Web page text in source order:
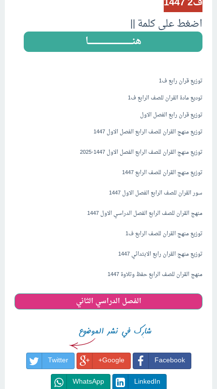
اضغط على كلمة ||
هنـــــــــــــــــــــــــــــــــــــــــــــا
توزيع قران رابع ف1
توديع مادة القران للصف الرابع ف1
توزيع قران رابع الفصل الاول
توزيع منهج القران للصف الرابع الفصل الاول 1447
توزيع منهج القران للصف الرابع الفصل الاول 1447-2025
توزيع منهج القران للصف الرابع 1447
سور القران للصف الرابع الفصل الاول 1447
منهج القران للصف الرابع الفصل الدراسي الاول 1447
توزيع منهج القران للصف الرابع ف1
توزيع منهج القران رابع الابتدائي 1447
منهج القران للصف الرابع حفظ وتلاوة 1447
الفصل الدراسي الثاني
Facebook
Google+
Twitter
LinkedIn
WhatsApp